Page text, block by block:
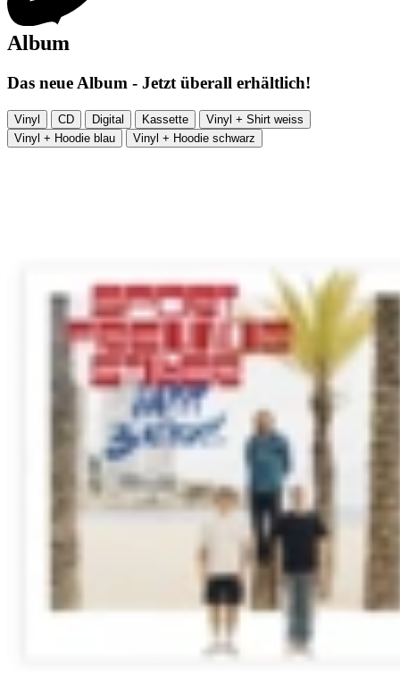
Album
Das neue Album - Jetzt überall erhältlich!
Vinyl CD Digital Kassette
Vinyl + Shirt weiss
Vinyl + Hoodie blau
Vinyl + Hoodie schwarz